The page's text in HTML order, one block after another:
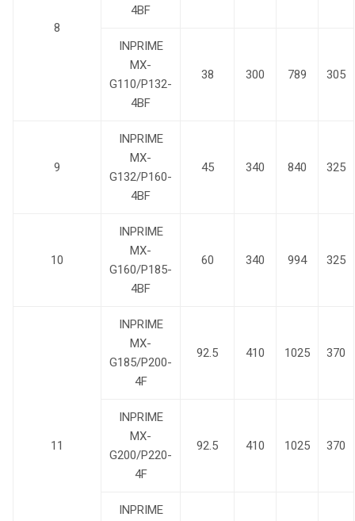
8
4BF
INPRIME
MX-
G110/P132-
4BF
38 300 789 305
9
INPRIME
MX-
G132/P160-
4BF
45 340 840 325
10
INPRIME
MX-
G160/P185-
4BF
60 340 994 325
11
INPRIME
MX-
G185/P200-
4F
92.5 410 1025 370
INPRIME
MX-
G200/P220-
4F
92.5 410 1025 370
INPRIME